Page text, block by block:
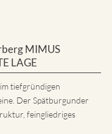
MIMUS
LAGE
tiefgründigen
Der Spätburgunder
feingliedriges